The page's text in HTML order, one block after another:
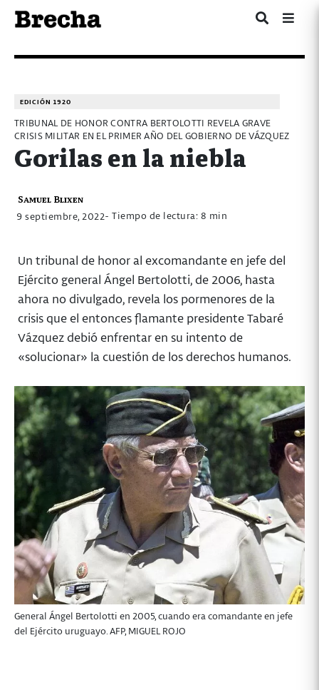
EDICIÓN 1920
TRIBUNAL DE HONOR CONTRA BERTOLOTTI REVELA GRAVE
CRISIS MILITAR EN EL PRIMER AÑO DEL GOBIERNO DE VÁZQUEZ
Gorilas en la niebla
Samuel Blixen
9 septiembre, 2022- Tiempo de lectura: 8 min
Un tribunal de honor al excomandante en jefe del
Ejército general Ángel Bertolotti, de 2006, hasta
ahora no divulgado, revela los pormenores de la
crisis que el entonces flamante presidente Tabaré
Vázquez debió enfrentar en su intento de
«solucionar» la cuestión de los derechos humanos.
General Ángel Bertolotti en 2005, cuando era comandante en jefe
del Ejército uruguayo. AFP, MIGUEL ROJO